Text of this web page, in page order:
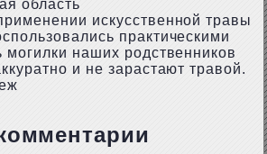
область
искусственной травы
практическими
могилки наших родственников
и не зарастают травой.